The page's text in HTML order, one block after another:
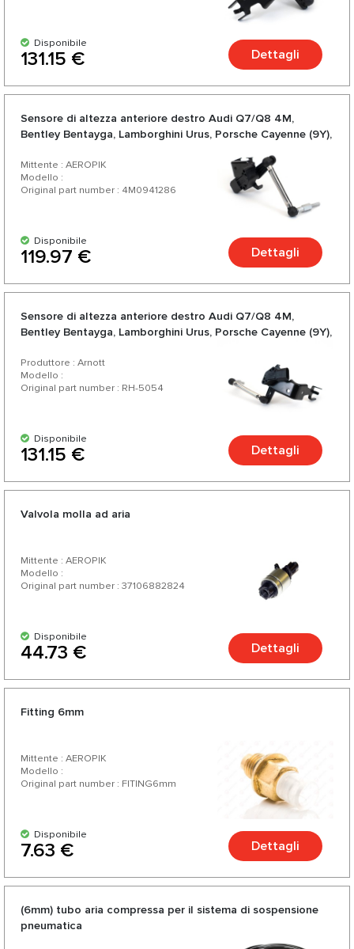
Disponibile
131.15 € Dettagli
Sensore di altezza anteriore destro Audi Q7/Q8 4M,
Bentley Bentayga, Lamborghini Urus, Porsche Cayenne (9Y),
Mittente : AEROPIK
Modello :
Original part number : 4M0941286
Disponibile
119.97 € Dettagli
Sensore di altezza anteriore destro Audi Q7/Q8 4M,
Bentley Bentayga, Lamborghini Urus, Porsche Cayenne (9Y),
Produttore : Arnott
Modello :
Original part number : RH-5054
Disponibile
131.15 € Dettagli
Valvola molla ad aria
Mittente : AEROPIK
Modello :
Original part number : 37106882824
Disponibile
44.73 € Dettagli
Fitting 6mm
Mittente : AEROPIK
Modello :
Original part number : FITING6mm
Disponibile
7.63 € Dettagli
(6mm) tubo aria compressa per il sistema di sospensione
pneumatica